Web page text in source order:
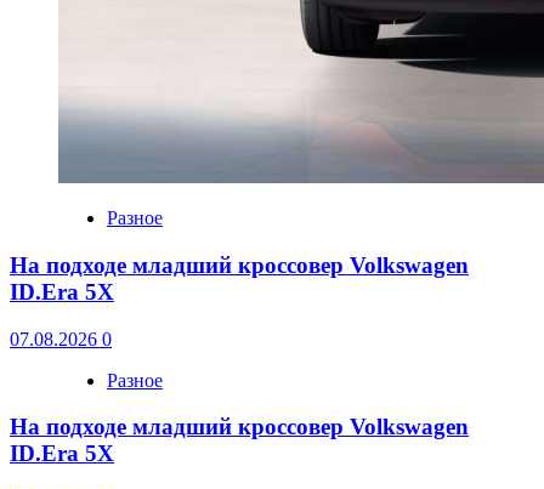
Разное
На подходе младший кроссовер Volkswagen
ID.Era 5X
07.08.2026 0
Разное
На подходе младший кроссовер Volkswagen
ID.Era 5X